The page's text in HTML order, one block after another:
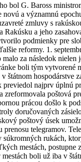
bol G. Baross
novú a významnú
zmluvy s
Rakúsku a jeho
podmienky pre
reformy. 1.
malo za následok nielen
boli tým vytvorené
štátnom hospodárstve
previedol najprv úplnú
zreformovala poštová
prácou došlo k
doručovaných
poštový úsek
prenosu telegramov.
súkromných rukách,
mestách, postupne
boli už iba v